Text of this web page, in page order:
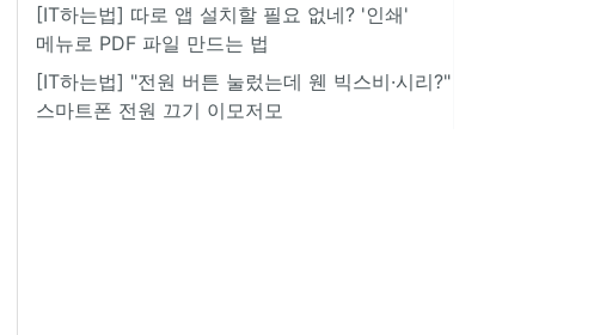
[IT하는법] 따로 앱 설치할 필요 없네? '인쇄'
메뉴로 PDF 파일 만드는 법
[IT하는법] "전원 버튼 눌렀는데 웬 빅스비·시리?"
스마트폰 전원 끄기 이모저모